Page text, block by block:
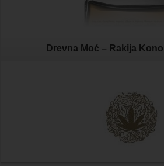
Drevna Moć – Rakija